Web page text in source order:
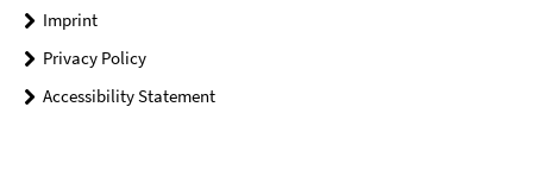
Imprint
Privacy Policy
Accessibility Statement